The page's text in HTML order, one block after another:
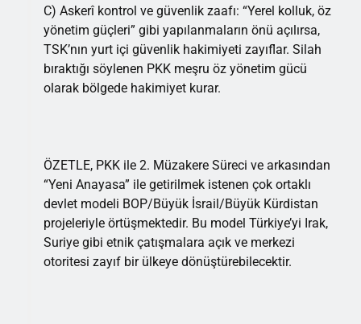
C) Askerî kontrol ve güvenlik zaafı: “Yerel kolluk, öz
yönetim güçleri” gibi yapılanmaların önü açılırsa,
TSK’nın yurt içi güvenlik hakimiyeti zayıflar. Silah
bıraktığı söylenen PKK meşru öz yönetim gücü
olarak bölgede hakimiyet kurar.
ÖZETLE, PKK ile 2. Müzakere Süreci ve arkasından
“Yeni Anayasa” ile getirilmek istenen çok ortaklı
devlet modeli BOP/Büyük İsrail/Büyük Kürdistan
projeleriyle örtüşmektedir. Bu model Türkiye’yi Irak,
Suriye gibi etnik çatışmalara açık ve merkezi
otoritesi zayıf bir ülkeye dönüştürebilecektir.